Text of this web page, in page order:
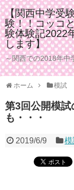
【関西中学受
験！！コッコ
験体験記2022
します】
～関西での2018年中
ホーム 模試
第3回公開模
も・・・
2019/6/9 模